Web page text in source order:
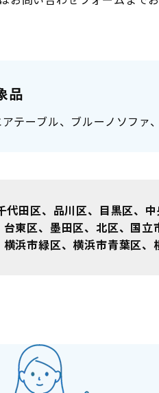
品
テーブル、ブルーノソフ
代田区、品川区、目黒区、
東区、墨田区、北区、国
浜市緑区、横浜市青葉区